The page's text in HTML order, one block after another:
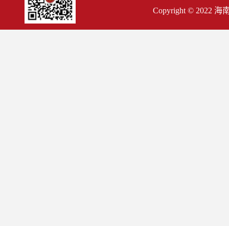
Copyright © 2022 海